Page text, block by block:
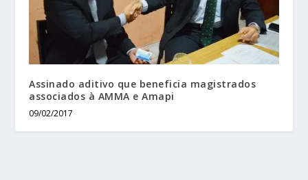
Assinado aditivo que beneficia magistrados
associados à AMMA e Amapi
09/02/2017